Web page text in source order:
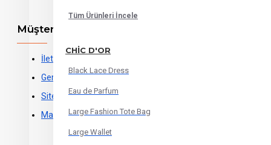
Tüm Ürünleri İncele
CHIC D'OR
Black Lace Dress
Eau de Parfum
Large Fashion Tote Bag
Large Wallet
Müşteri Hizmetleri
İletişim
Geri İade
Site Haritası
Markalar